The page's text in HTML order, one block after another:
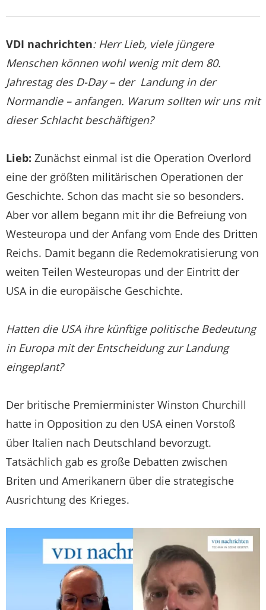
VDI nachrichten: Herr Lieb, viele jüngere
Menschen können wohl wenig mit dem 80.
Jahrestag des D-Day – der Landung in der
Normandie – anfangen. Warum sollten wir uns mit
dieser Schlacht beschäftigen?
Lieb: Zunächst einmal ist die Operation Overlord
eine der größten militärischen Operationen der
Geschichte. Schon das macht sie so besonders.
Aber vor allem begann mit ihr die Befreiung von
Westeuropa und der Anfang vom Ende des Dritten
Reichs. Damit begann die Re­demokratisierung von
weiten Teilen Westeuropas und der Eintritt der
USA in die europäische Geschichte.
Hatten die USA ihre künftige politische Bedeutung
in Europa mit der Entscheidung zur Landung
eingeplant?
Der britische Premierminister Winston Churchill
hatte in Opposition zu den USA einen Vorstoß
über Italien nach Deutschland bevorzugt.
Tatsächlich gab es große Debatten zwischen
Briten und Amerikanern über die strategische
Ausrichtung des Krieges.